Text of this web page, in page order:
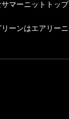
マーニットトップ
ーンはエアリーニ